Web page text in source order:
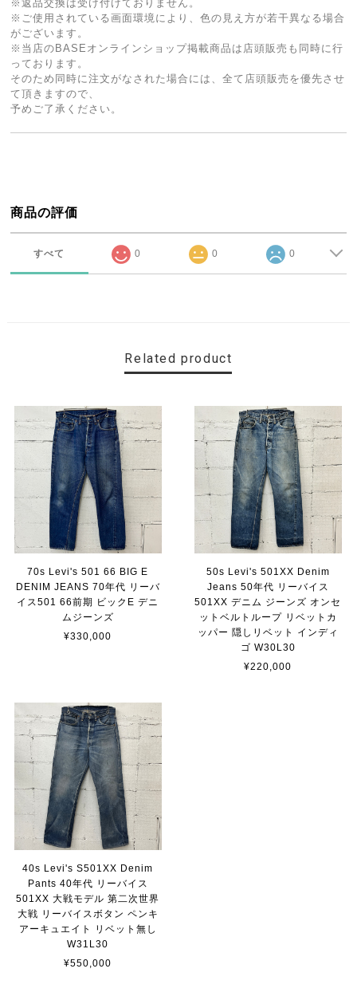
※返品交換は受け付けておりません。
※ご使用されている画面環境により、色の見え方が若干異なる場合
がございます。
※当店のBASEオンラインショップ掲載商品は店頭販売も同時に行
っております。
そのため同時に注文がなされた場合には、全て店頭販売を優先させ
て頂きますので、
予めご了承ください。
商品の評価
すべて 0 0 0
Related product
70s Levi's 501 66 BIG E
DENIM JEANS 70年代 リーバ
イス501 66前期 ビックE デニ
ムジーンズ
¥330,000
50s Levi's 501XX Denim
Jeans 50年代 リーバイス
501XX デニム ジーンズ オンセ
ットベルトループ リベットカ
ッパー 隠しリベット インディ
ゴ W30L30
¥220,000
40s Levi's S501XX Denim
Pants 40年代 リーバイス
501XX 大戦モデル 第二次世界
大戦 リーバイスボタン ペンキ
アーキュエイト リベット無し
W31L30
¥550,000